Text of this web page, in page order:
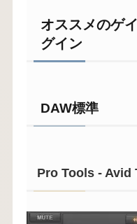
オススメのゲ
グイン
DAW標準
Pro Tools - Avid